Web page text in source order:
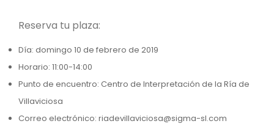
Reserva tu plaza:
Día: domingo 10 de febrero de 2019
Horario: 11:00-14:00
Punto de encuentro: Centro de Interpretación de la Ría de
Villaviciosa
Correo electrónico: riadevillaviciosa@sigma-sl.com